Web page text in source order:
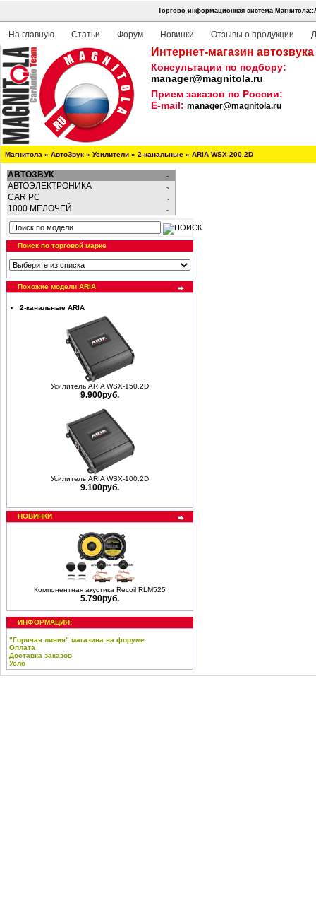
Торгово-информационная система
На главную Статьи Форум Новинки Отзывы о продукции
Интернет-магазин
Консультации по подбору:
manager@magnitola.ru
Прием заказов по России:
E-mail: manager@magnitola.ru
Магнитола » АвтоЗвук » Усилители » 2-канальные » ARIA WSX-200.2D
АВТОЗВУК
АВТОЭЛЕКТРОНИКА
CAR PC
1000 МЕЛОЧЕЙ
Поиск по торговой марке
Похожие модели ARIA
2-канальные ARIA
Усилитель ARIA WSX-150.2D
9.900руб.
Усилитель ARIA WSX-100.2D
9.100руб.
НОВИНКИ
Компонентная акустика Recoil RLM525
5.790руб.
ИНФОРМАЦИЯ:
"Горячая линия" магазина на форуме
Оплата
Доставка заказов
Усло